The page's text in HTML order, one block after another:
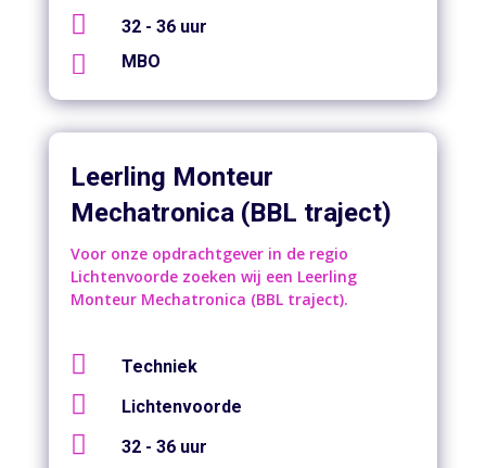
 32 - 36 uur
 MBO
Leerling Monteur
Mechatronica (BBL traject)
Voor onze opdrachtgever in de regio
Lichtenvoorde zoeken wij een Leerling
Monteur Mechatronica (BBL traject).
 Techniek
 Lichtenvoorde
 32 - 36 uur